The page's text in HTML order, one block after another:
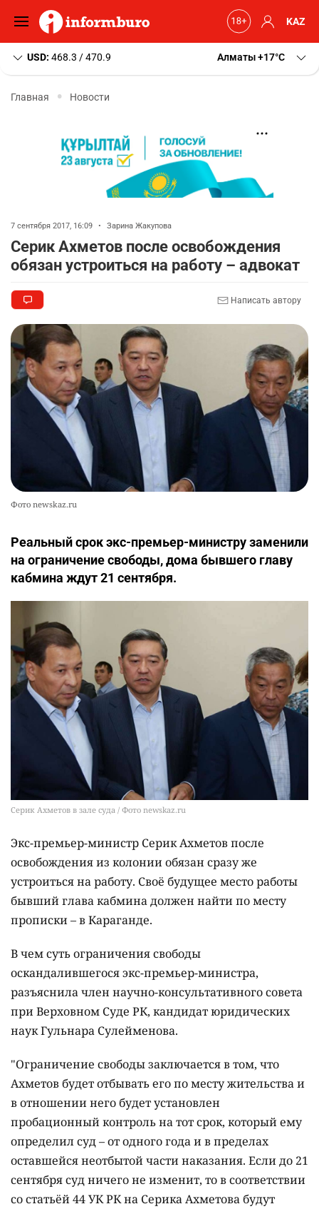
KAZ
USD: 468.3 / 470.9 Алматы+17 C
Главная Новости
7 сентября 2017, 16:09 • Зарина Жакупова
Серик Ахметов после освобождения
обязан устроиться на работу – адвокат
Написать автору
Фото newskaz.ru
Реальный срок экс-премьер-министру заменили
на ограничение свободы, дома бывшего главу
кабмина ждут 21 сентября.
Серик Ахметов в зале суда / Фото newskaz.ru
Экс-премьер-министр Серик Ахметов после
освобождения из колонии обязан сразу же
устроиться на работу. Своё будущее место работы
бывший глава кабмина должен найти по месту
прописки – в Караганде.
В чем суть ограничения свободы
оскандалившегося экс-премьер-министра,
разъяснила член научно-консультативного совета
при Верховном Суде РК, кандидат юридических
наук Гульнара Сулейменова.
"Ограничение свободы заключается в том, что
Ахметов будет отбывать его по месту жительства и
в отношении него будет установлен
пробационный контроль на тот срок, который ему
определил суд – от одного года и в пределах
оставшейся неотбытой части наказания. Если до 21
сентября суд ничего не изменит, то в соответствии
со статьёй 44 УК РК на Серика Ахметова будут